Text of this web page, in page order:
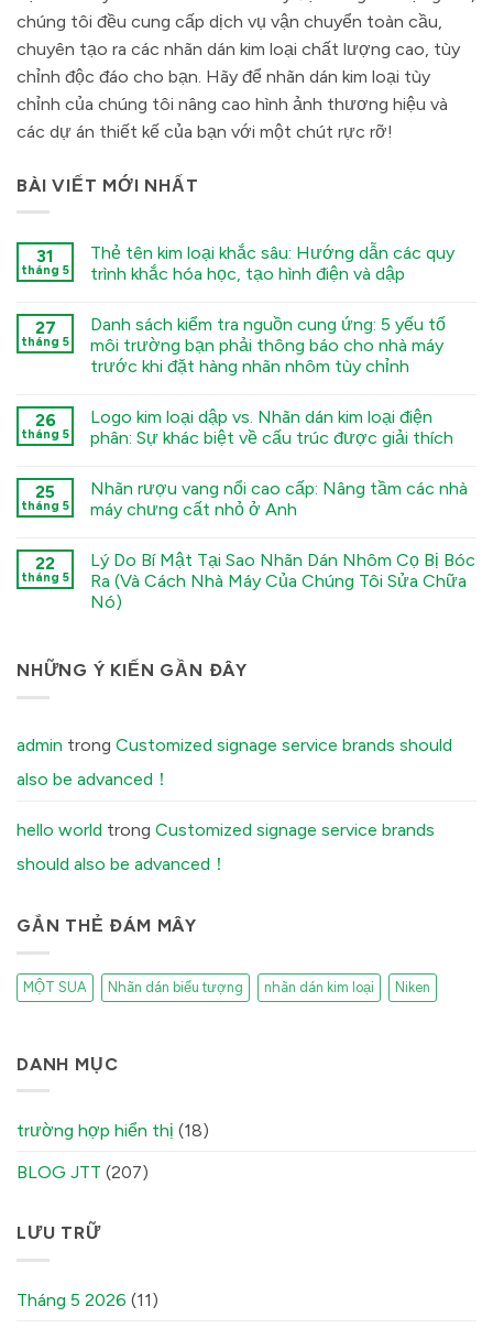
chúng tôi đều cung cấp dịch vụ vận chuyển toàn cầu,
chuyên tạo ra các nhãn dán kim loại chất lượng cao, tùy
chỉnh độc đáo cho bạn. Hãy để nhãn dán kim loại tùy
chỉnh của chúng tôi nâng cao hình ảnh thương hiệu và
các dự án thiết kế của bạn với một chút rực rỡ!
BÀI VIẾT MỚI NHẤT
31
tháng 5
Thẻ tên kim loại khắc sâu: Hướng dẫn các quy
trình khắc hóa học, tạo hình điện và dập
नहीं
Deep
Engraving
Metal
Guide
to
Chemical
and
Stamping
Processes
27
tháng 5
Danh sách kiểm tra nguồn cung ứng: 5 yếu tố
môi trường bạn phải thông báo cho nhà máy
trước khi đặt hàng nhãn nhôm tùy chỉnh
नहीं
The
Sourcing
Environmental
Factors
You
Your
Factory
Before
Ordering
26
tháng 5
Logo kim loại dập vs. Nhãn dán kim loại điện
phân: Sự khác biệt về cấu trúc được giải thích
नहीं
Stamped
Metal
Electroformed
Sticker:
Structural
Differences
25
tháng 5
Nhãn rượu vang nổi cao cấp: Nâng tầm các nhà
máy chưng cất nhỏ ở Anh
नहीं
Premium
Embossed
Wine
Boutique
Distilleries
22
tháng 5
Lý Do Bí Mật Tại Sao Nhãn Dán Nhôm Cọ Bị Bóc
Ra (Và Cách Nhà Máy Của Chúng Tôi Sửa Chữa
Nó)
The
Secret
Aluminum
Stickers
Off
Our
Factory
It)
NHỮNG Ý KIẾN GẦN ĐÂY
admin trong Customized signage service brands should
also be advanced！
hello world trong Customized signage service brands
should also be advanced！
GẮN THẺ ĐÁM MÂY
MỘT SUA Nhãn dán biểu tượng nhãn dán kim loại Niken
DANH MỤC
trường hợp hiển thị (18)
BLOG JTT (207)
LƯU TRỮ
Tháng 5 2026 (11)